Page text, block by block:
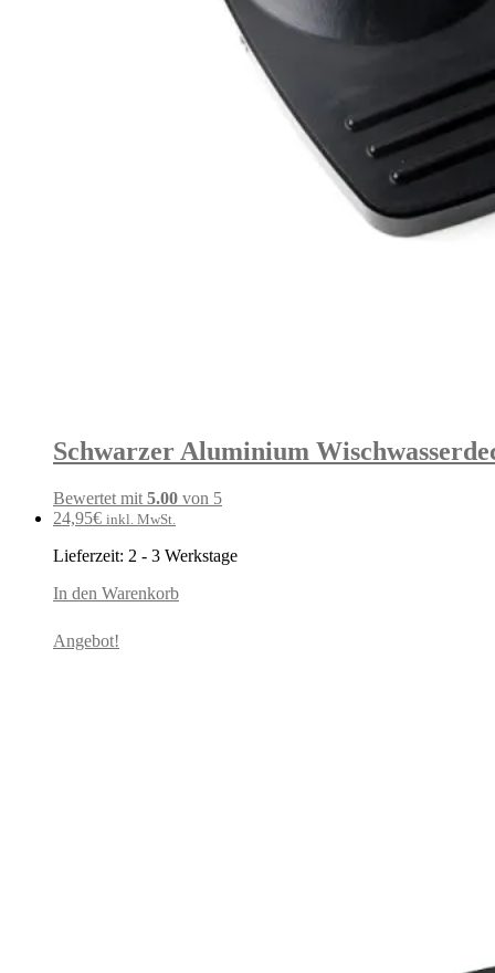
Schwarzer Aluminium
Bewertet mit 5.00 von 5
24,95€ inkl. MwSt.
Lieferzeit: 2 - 3 Werkstage
In den Warenkorb
Angebot!